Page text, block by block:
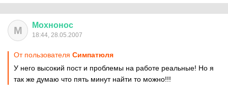
М Мохнонос
18:44, 28.05.2007
От пользователя Симпатюля
У него высокий пост и проблемы на работе реальные! Но я
так же думаю что пять минут найти то можно!!!